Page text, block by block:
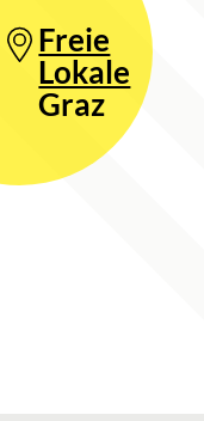
Freie
Lokale
Graz